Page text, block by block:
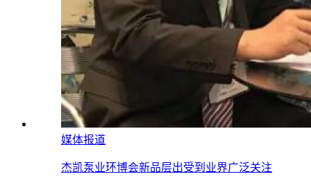
媒体报道
杰凯泵业环博会新品层出受到业界广泛关注